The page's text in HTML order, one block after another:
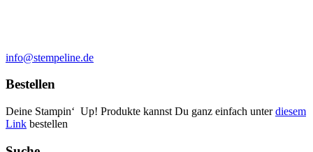
info@stempeline.de
Bestellen
Deine Stampin‘ Up! Produkte kannst Du ganz einfach unterdiesem
Link bestellen